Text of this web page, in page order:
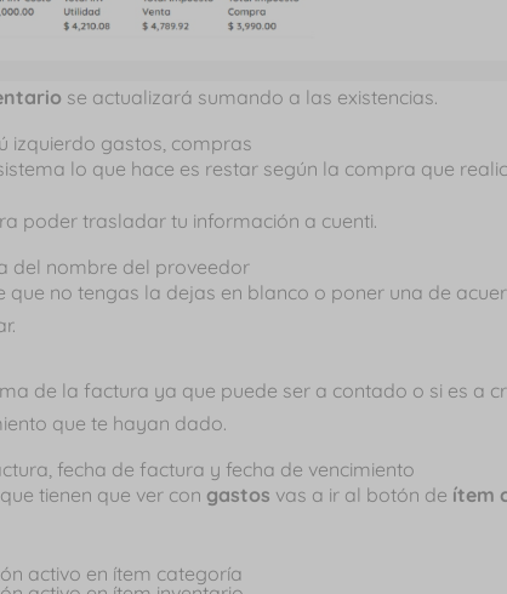
se actualizará sumando a las existencias.
lo que hace es restar según la compra que
poder trasladar tu información a cuenti.
que no tengas la dejas en blanco o poner una de
de la factura ya que puede ser a contado o si es a
que te hayan dado.
tienen que ver con gastos vas a ir al botón de ítem